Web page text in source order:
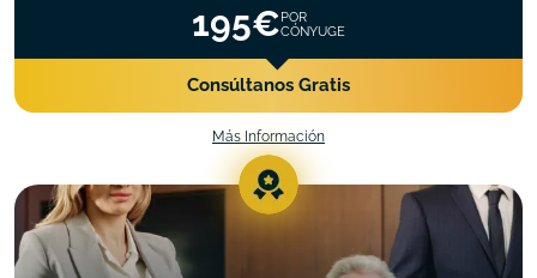
195€POR
CÓNYUGE
Consúltanos Gratis
Más Información